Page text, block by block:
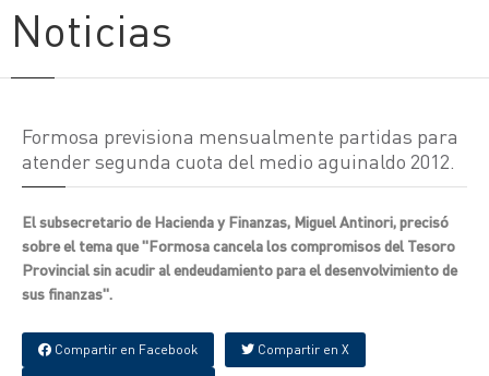
Noticias
Formosa previsiona mensualmente partidas para
atender segunda cuota del medio aguinaldo 2012.
El subsecretario de Hacienda y Finanzas, Miguel Antinori, precisó
sobre el tema que "Formosa cancela los compromisos del Tesoro
Provincial sin acudir al endeudamiento para el desenvolvimiento de
sus finanzas".
Compartir en Facebook Compartir en X